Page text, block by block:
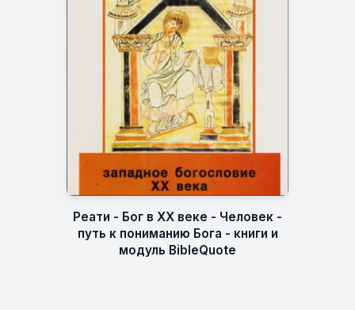
Реати - Бог в XX веке - Человек -
путь к пониманию Бога - книги и
модуль BibleQuote